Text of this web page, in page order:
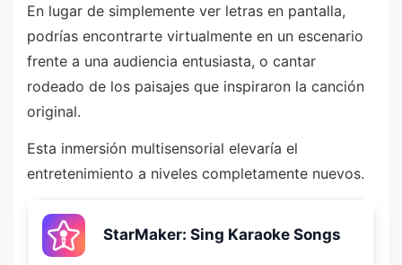
En lugar de simplemente ver letras en pantalla,
podrías encontrarte virtualmente en un escenario
frente a una audiencia entusiasta, o cantar
rodeado de los paisajes que inspiraron la canción
original.
Esta inmersión multisensorial elevaría el
entretenimiento a niveles completamente nuevos.
StarMaker: Sing Karaoke Songs